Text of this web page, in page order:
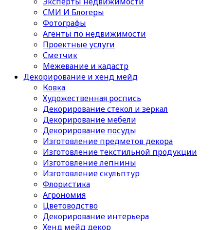
СМИ И Блогеры
Фотографы
Агенты по недвижимости
Проектные услуги
Сметчик
Межевание и кадастр
Декорирование и хенд мейд
Ковка
Художественная роспись
Декорирование стекол и зеркал
Декорирование мебели
Декорирование посуды
Изготовление предметов декора
Изготовление текстильной продукции
Изготовление лепнины
Изготовление скульптур
Флористика
Агрономия
Цветоводство
Декорирование интерьера
Хенд мейд декор